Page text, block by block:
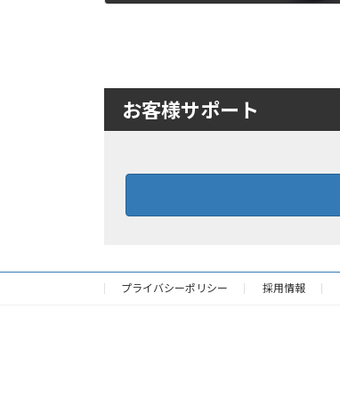
お客様サポート
プライバシーポリシー 採用情報